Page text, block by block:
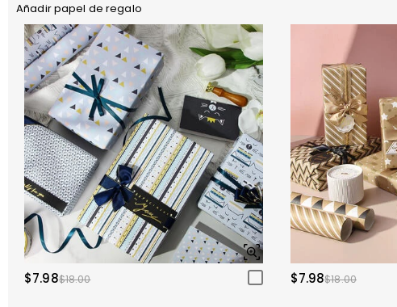
Añadir papel de regalo
$7.98$18.00 $7.98$18.00